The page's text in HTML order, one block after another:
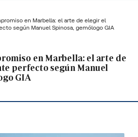
en Marbella: el arte de
perfecto según Manuel
GIA